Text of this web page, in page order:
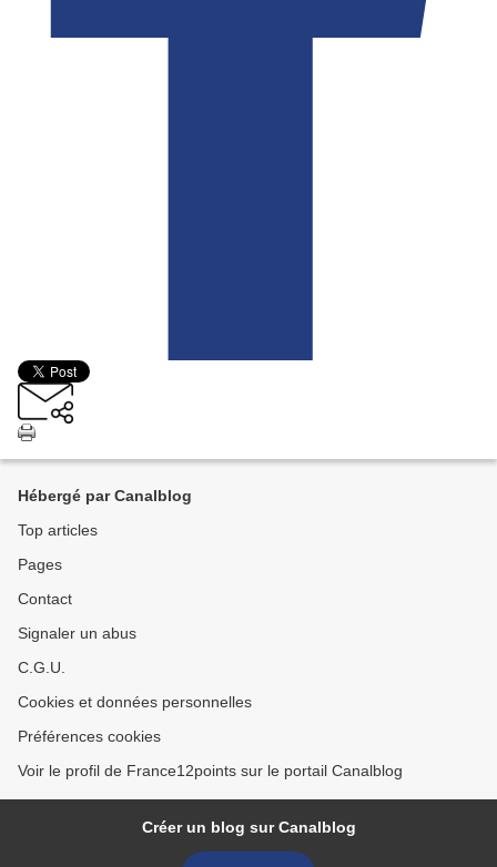
Hébergé par Canalblog
Top articles
Pages
Contact
Signaler un abus
C.G.U.
Cookies et données personnelles
Préférences cookies
Voir le profil de France12points sur le portail Canalblog
Créer un blog sur Canalblog